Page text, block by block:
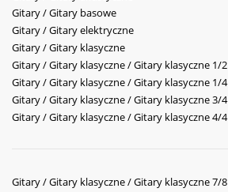
Gitary / Gitary basowe
Gitary / Gitary elektryczne
Gitary / Gitary klasyczne
Gitary / Gitary klasyczne / Gitary klasyczne 1/2
Gitary / Gitary klasyczne / Gitary klasyczne 1/4
Gitary / Gitary klasyczne / Gitary klasyczne 3/4
Gitary / Gitary klasyczne / Gitary klasyczne 4/4
Gitary / Gitary klasyczne / Gitary klasyczne 7/8